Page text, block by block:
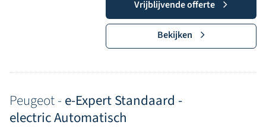
Vrijblijvende offerte
Bekijken
Peugeot - e-Expert Standaard -
electric Automatisch